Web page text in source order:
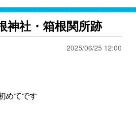
神社・箱根関所跡
2025/06/25 12:00
めてです